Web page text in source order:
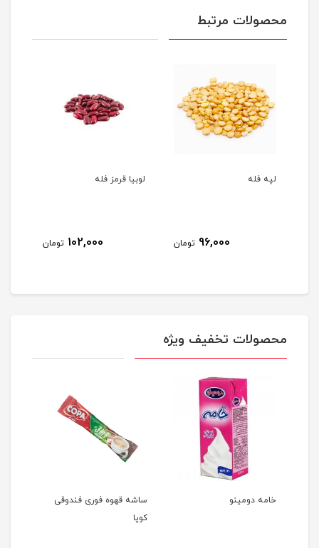
محصولات مرتبط
لپه فله
96,000 تومان
لوبیا قرمز فله
102,000 تومان
محصولات تخفیف ویژه
خامه دومینو
ساشه قهوه فوری فندوقی
کوپا